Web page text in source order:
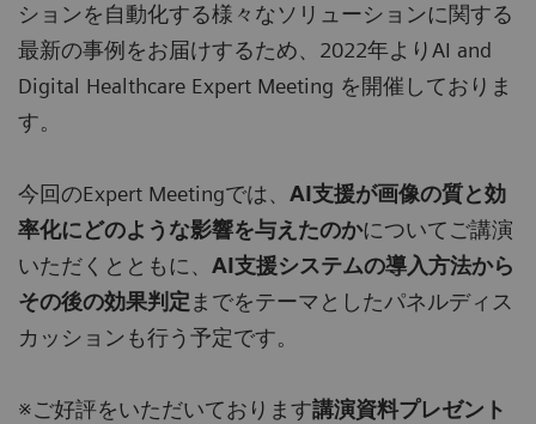
ションを自動化する様々なソリューションに関する
最新の事例をお届けするため、2022年よりAI and
Digital Healthcare Expert Meeting を開催しておりま
す。
今回のExpert Meetingでは、 AI支援が画像の質と効
率化にどのような影響を与えたのかについてご講演
いただくとともに、 AI支援システムの導入方法から
その後の効果判定 までをテーマとしたパネルディス
カッションも行う予定です。
※ご好評をいただいております講演資料プレゼント